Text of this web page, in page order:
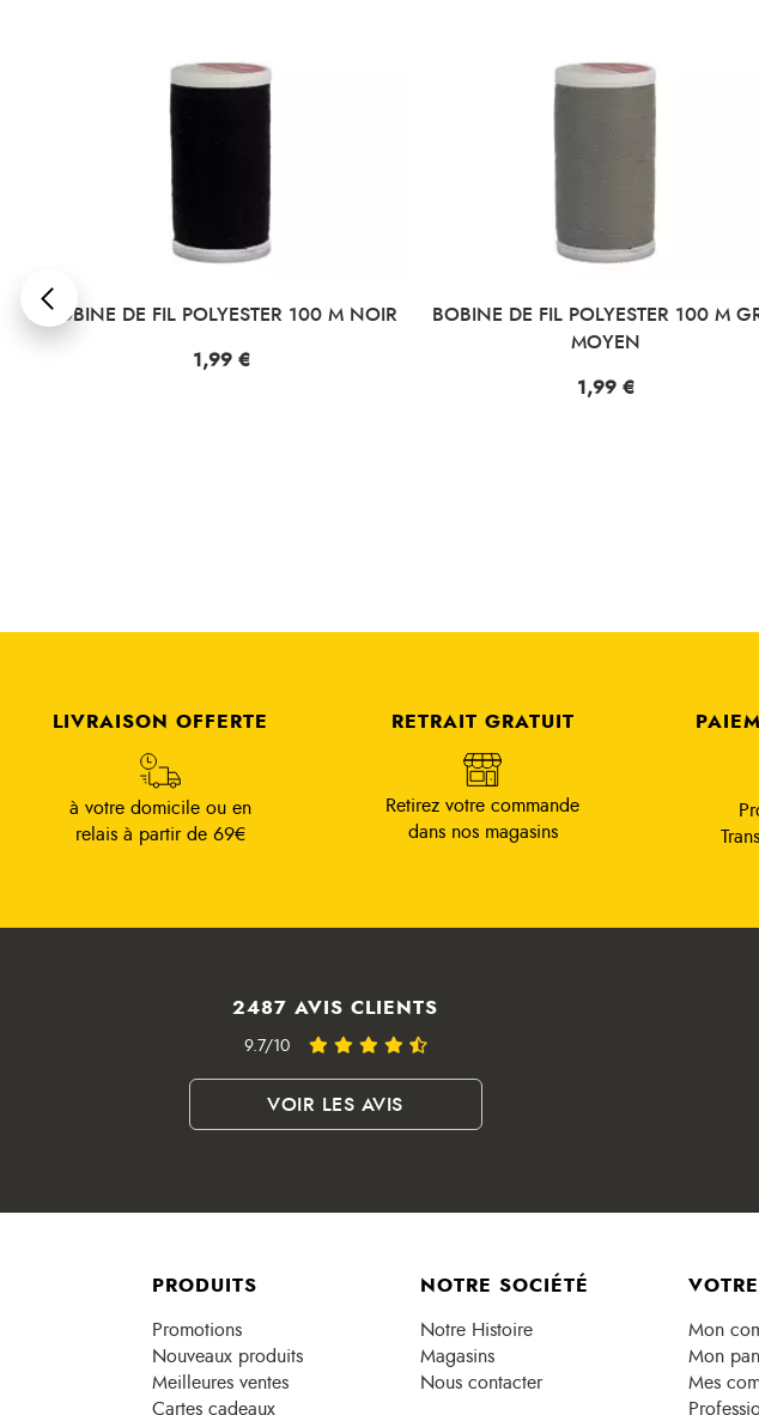
100 M NOIR
BOBINE DE FIL POLYESTER 100 M GRIS
BOBINE DE FIL
LIVRAISON OFFERTE
à votre domicile ou en
relais à partir de 69€
RETRAIT GRATUIT
Retirez votre commande
dans nos magasins
2487 AVIS CLIENTS
9.7/10
VOIR LES AVIS
PRODUITS
Promotions
Nouveaux produits
Meilleures ventes
Cartes cadeaux
NOTRE SOCIÉTÉ
Notre Histoire
Magasins
Nous contacter
Mon
Mon
Mes